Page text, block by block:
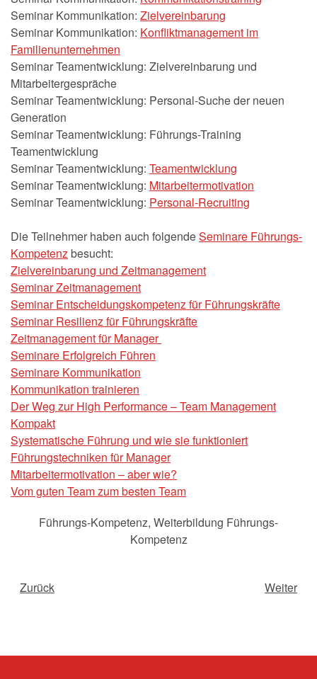
Seminar Kommunikation: Zielvereinbarung
Seminar Kommunikation: Konfliktmanagement im
Familienunternehmen
Seminar Teamentwicklung: Zielvereinbarung und
Mitarbeitergespräche
Seminar Teamentwicklung: Personal-Suche der neuen
Generation
Seminar Teamentwicklung: Führungs-Training
Teamentwicklung
Seminar Teamentwicklung: Teamentwicklung
Seminar Teamentwicklung: Mitarbeitermotivation
Seminar Teamentwicklung: Personal-Recruiting
Die Teilnehmer haben auch folgendeSeminare Führungs-
Kompetenzbesucht:
Zielvereinbarung und Zeitmanagement
Seminar Zeitmanagement
Seminar Entscheidungskompetenz für Führungskräfte
Seminar Resilienz für Führungskräfte
Zeitmanagement für Manager
Seminare Erfolgreich Führen
Seminare Kommunikation
Kommunikation trainieren
Der Weg zur High Performance – Team Management
Kompakt
Systematische Führung und wie sie funktioniert
Führungstechniken für Manager
Mitarbeitermotivation – aber wie?
Vom guten Team zum besten Team
Führungs-Kompetenz, Weiterbildung Führungs-
Kompetenz
Zurück Weiter